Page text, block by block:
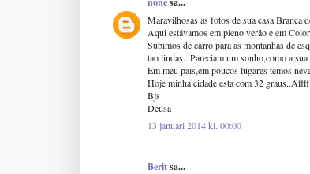
Maravilhosas as fotos de sua casa Branca
Aqui estávamos em pleno verão e em
Subimos de carro para as montanhas de
tao lindas...Pareciam um sonho,como a sua
Em meu pais,em poucos lugares temos
Hoje minha cidade esta com 32 graus..Affff.
Bjs
Deusa
13 januari 2014 kl. 00:00
Beritsa...